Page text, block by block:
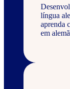
língua
aprenda
em